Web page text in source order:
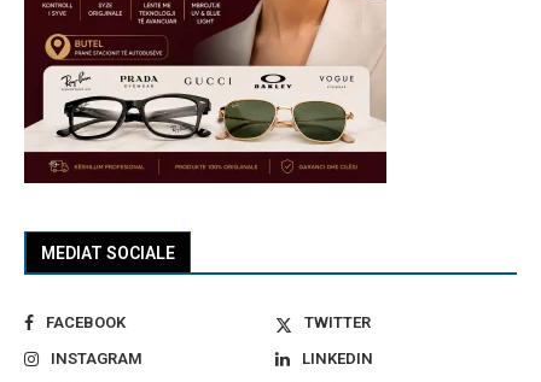
MEDIAT SOCIALE
FACEBOOK
TWITTER
INSTAGRAM
LINKEDIN